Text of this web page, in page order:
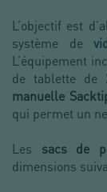
L’objectif est
système de
L’équipement
de tablette de
manuelle
qui permet un
Les sacs de
dimensions